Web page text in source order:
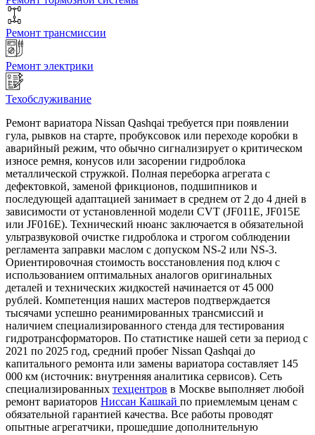
Ремонт трансмиссии
Ремонт электрики
Техобслуживание
Ремонт вариатора Nissan Qashqai требуется при появлении
гула, рывков на старте, пробуксовок или переходе коробки в
аварийный режим, что обычно сигнализирует о критическом
износе ремня, конусов или засорении гидроблока
металлической стружкой. Полная переборка агрегата с
дефектовкой, заменой фрикционов, подшипников и
последующей адаптацией занимает в среднем от 2 до 4 дней в
зависимости от установленной модели CVT (JF011E, JF015E
или JF016E). Технический нюанс заключается в обязательной
ультразвуковой очистке гидроблока и строгом соблюдении
регламента заправки маслом с допуском NS-2 или NS-3.
Ориентировочная стоимость восстановления под ключ с
использованием оптимальных аналогов оригинальных
деталей и технических жидкостей начинается от 45 000
рублей. Компетенция наших мастеров подтверждается
тысячами успешно реанимированных трансмиссий и
наличием специализированного стенда для тестирования
гидротрансформаторов. По статистике нашей сети за период с
2021 по 2025 год, средний пробег Nissan Qashqai до
капитального ремонта или замены вариатора составляет 145
000 км (источник: внутренняя аналитика сервисов). Сеть
специализированных техцентров в Москве выполняет любой
ремонт вариаторов Ниссан Кашкай по приемлемым ценам с
обязательной гарантией качества. Все работы проводят
опытные агрегатчики, прошедшие дополнительную